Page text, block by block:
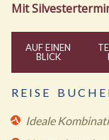
Mit
AUF EINEN
BLICK
R E I S E B U C H E
Ideale